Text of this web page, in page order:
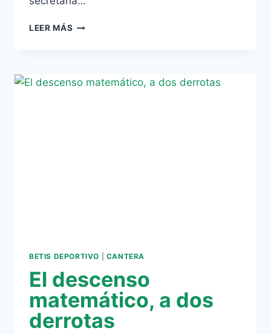
LEER MÁS RAFAEL
MANTENERNOS,
BETIS DEPORTIVO CANTERA
El descenso
matemático, a dos
derrotas